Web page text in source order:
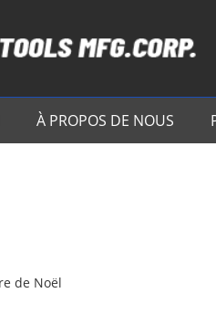
À PROPOS DE NOUS